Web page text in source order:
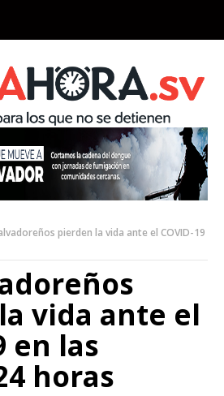
pierden la vida ante el COVID-19
vida ante el
en las
horas